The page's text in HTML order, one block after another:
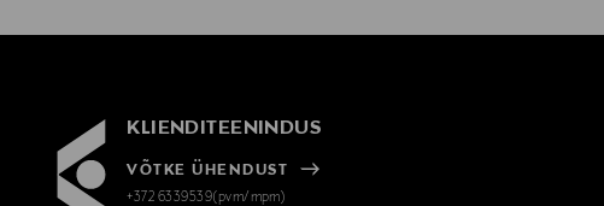
KLIENDITEENINDUS
VÕTKE ÜHENDUST
+372 6339539(pvm/mpm)